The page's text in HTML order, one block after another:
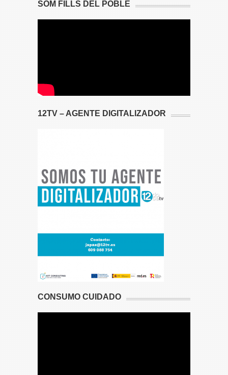
SOM FILLS DEL POBLE
12TV – AGENTE DIGITALIZADOR
CONSUMO CUIDADO